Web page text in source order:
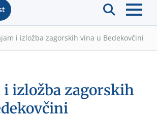
i izložba zagorskih vina u Bedekovčini
i izložba zagorskih